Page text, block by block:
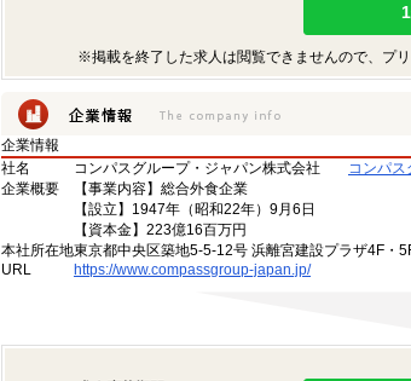
※掲載を終了した求人は閲覧できませんので、プ
企業情報
社名
コンパスグループ・ジャパン株式会社
コンパス
企業概要
【事業内容】総合外食企業
【設立】1947年（昭和22年）9月6日
【資本金】223億16百万円
本社所在地東京都中央区築地5-5-12号 浜離宮建設プラザ4F・
URL
https://www.compassgroup-japan.jp/